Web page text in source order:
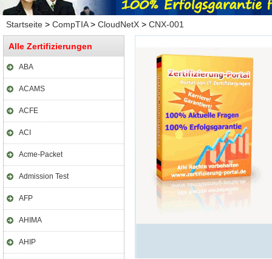
Startseite > CompTIA> CloudNetX > CNX-001
Alle Zertifizierungen
ABA
ACAMS
ACFE
ACI
Acme-Packet
Admission Test
AFP
AHIMA
AHIP